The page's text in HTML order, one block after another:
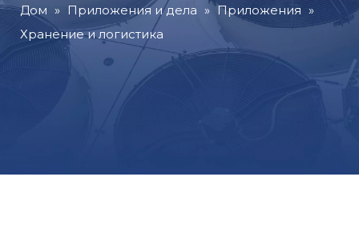
Дом » Приложения и дела » Приложения »
Хранение и логистика